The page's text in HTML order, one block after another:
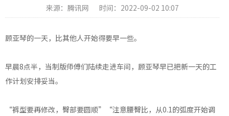
来源：腾讯网 时间：2022-09-02 10:07
顾亚琴的一天，比其他人开始得要早一些。
早晨8点半，当制版师傅们陆续走进车间，顾亚琴早已把新一天的工
作计划安排妥当。
“裤型要再修改，臀部要圆顺”“注意腰臀比，从0.1的弧度开始调